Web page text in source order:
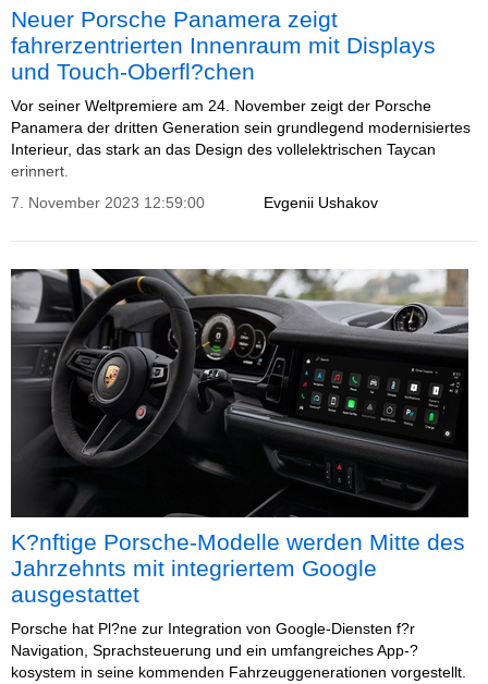
Neuer Porsche Panamera zeigt
fahrerzentrierten Innenraum mit Displays
und Touch-Oberfl?chen
Vor seiner Weltpremiere am 24. November zeigt der Porsche
Panamera der dritten Generation sein grundlegend modernisiertes
Interieur, das stark an das Design des vollelektrischen Taycan
erinnert.
Evgenii Ushakov
7. November 2023 12:59:00
K?nftige Porsche-Modelle werden Mitte des
Jahrzehnts mit integriertem Google
ausgestattet
Porsche hat Pl?ne zur Integration von Google-Diensten f?r
Navigation, Sprachsteuerung und ein umfangreiches App-?
kosystem in seine kommenden Fahrzeuggenerationen vorgestellt.